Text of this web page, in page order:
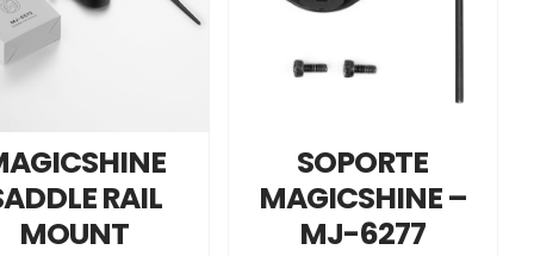
RAIL
MOUNT
SOPORTE
MAGICSHINE –
MJ-6277